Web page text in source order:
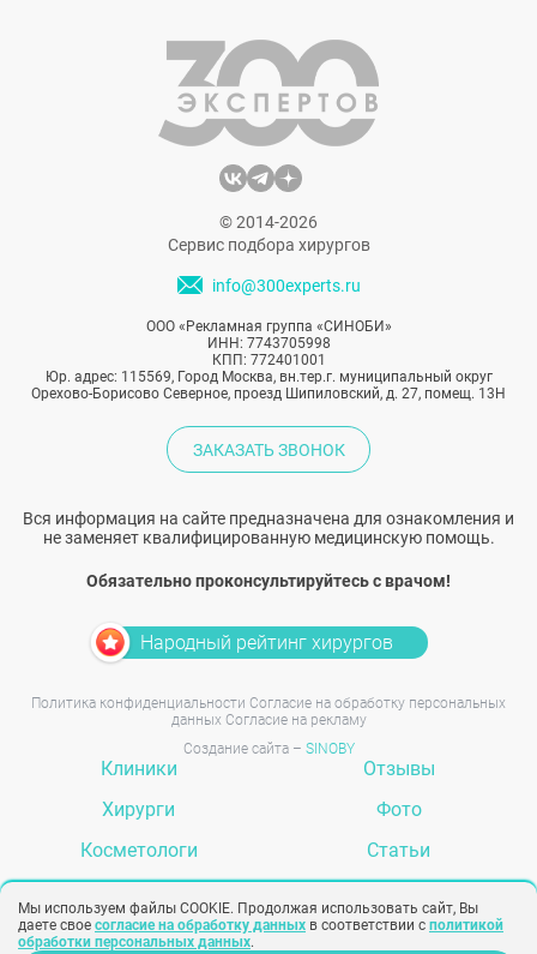
себя представляет PRF и чем он
отличается от других процедур.
© 2014-2026
Сервис подбора хирургов
info@300experts.ru
ООО «Рекламная группа «СИНОБИ»
ИНН: 7743705998
КПП: 772401001
Юр. адрес: 115569, Город Москва, вн.тер.г. муниципальный округ
Орехово-Борисово Северное, проезд Шипиловский, д. 27, помещ. 13Н
ЗАКАЗАТЬ ЗВОНОК
Вся информация на сайте предназначена для ознакомления и
не заменяет квалифицированную медицинскую помощь.
Обязательно проконсультируйтесь с врачом!
Народный рейтинг хирургов
Политика конфиденциальности Согласие на обработку персональных
данных Согласие на рекламу
Создание сайта – SINOBY
Клиники
Хирурги
Косметологи
Отзывы
Фото
Статьи
Мы используем файлы COOKIE. Продолжая использовать сайт, Вы
даете свое согласие на обработку данных в соответствии с политикой
обработки персональных данных.